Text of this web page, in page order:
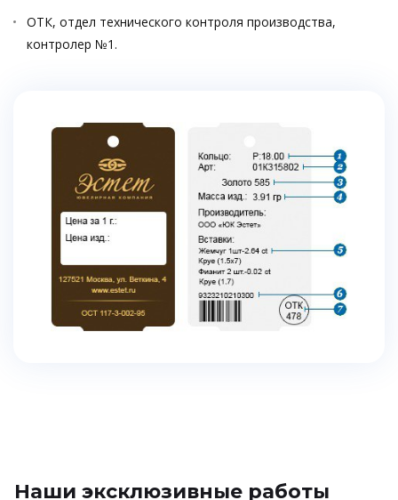
ОТК, отдел технического контроля производства,
контролер №1.
Наши эксклюзивные работы